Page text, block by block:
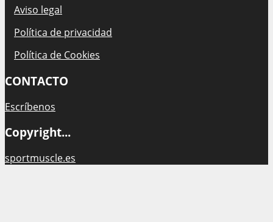
Aviso legal
Política de privacidad
Política de Cookies
CONTACTO
Escríbenos
Copyright...
sportmuscle.es